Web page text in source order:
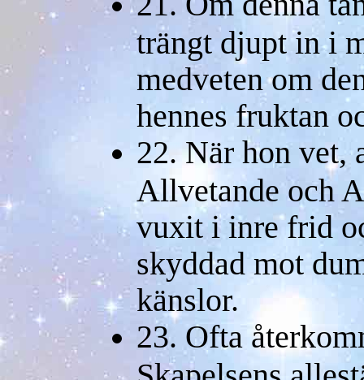
trängt djupt in i
medveten om
hennes fruktan
22. När hon vet,
Allvetande och
vuxit i inre frid
skyddad mot
känslor.
23. Ofta